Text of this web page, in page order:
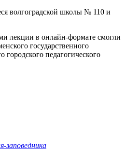
волгоградской школы № 110 и
лекции в онлайн-формате смогли
государственного
городского педагогического
заповедника